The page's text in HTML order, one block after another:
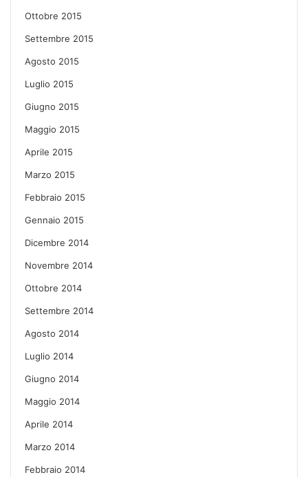
Ottobre 2015
Settembre 2015
Agosto 2015
Luglio 2015
Giugno 2015
Maggio 2015
Aprile 2015
Marzo 2015
Febbraio 2015
Gennaio 2015
Dicembre 2014
Novembre 2014
Ottobre 2014
Settembre 2014
Agosto 2014
Luglio 2014
Giugno 2014
Maggio 2014
Aprile 2014
Marzo 2014
Febbraio 2014